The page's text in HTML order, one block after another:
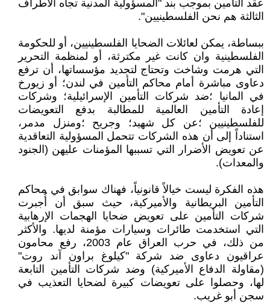
عقد التأمين بموجب بند "المسؤولية المدنية تجاه الأطراف
الثالثة هم نحن الفلسطينيين".
ببساطة، يمكن لعائلات الضحايا الفلسطينيين، أو للحكومة
الفلسطينية وان كانت غير مكترثة، أو لمنظمة التحرير
التي هرمت وشاخت وتحتاج لتجديد مؤسساتها، أن ترفع
دعاوى مباشرة أمام محاكم التأمين في لندن؛ أو زيورخ
في المانيا ؛ضد شركات التأمين الإسرائيلية؛ وشركات
إعادة التأمين العالمية للمطالبة بدفع التعويضات
للفلسطينيين ؛عن كل شهيد؛ وجريح ؛ومنزل مدمر،
استناداً إلى أن هذه الشركات تتحمل المسؤولية التعاقدية
عن تعويض الأضرار التي تسببها المؤمنات عليهن (الجنود
والمعدات).
هذه الفكرة ليست خيالاً قانونياً، فهناك سوابق في محاكم
التأمين البريطانية والأميركية، حيث سبق أن أُجبرت
شركات التأمين على تعويض ضحايا الهجمات الإرهابية
التي استخدمت طائرات وسيارات مؤمنة لديها. والأكثر
من ذلك، في حرب العراق عام 2003، رفع محامون
عراقيون دعاوى ضد شركة "كيلوغ براون آند روت"
(مقاولة الدفاع الأميركية) وضد شركات التأمين التابعة
لها، وحصلوا على تعويضات كبيرة لضحايا التعذيب في
سجن أبو غريب.